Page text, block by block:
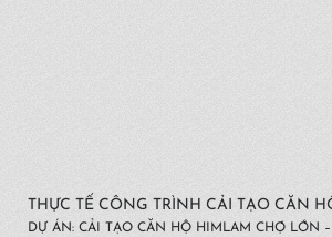
THỰC TẾ CÔNG TRÌNH CẢI TẠO CĂN
DỰ ÁN: CẢI TẠO CĂN HỘ HIMLAM CHỢ LỚN